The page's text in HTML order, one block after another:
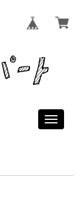
Toggle